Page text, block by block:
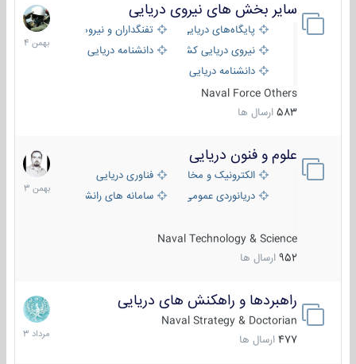
سایر بخش های نیروی دریایی
پایگاه‌های دریایی
تفنگداران و نیروهای ویژه‌ی دریایی
نیروی دریایی کشورهای مختلفدانشنامه دریایی
دانشنامه دریایی کپی
Naval Force Others
583 ارسال ها
22
بهمن
1404
علوم و فنون دریایی
الکترونیک و مخابرات دریاییفناوری دریایی
دریانوردی عمومی
سامانه های رانشی دریایی
Naval Technology & Science
952 ارسال ها
6
بهمن
1403
راهبردها و راهکنش های دریایی
Naval Strategy & Doctorian
477 ارسال ها
2
مرداد
1403